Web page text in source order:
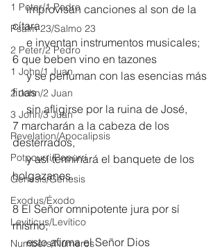
1 Peter/1 Pedro
Psalm 23/Salmo 23
2 Peter/2 Pedro
1 John/1 Juan
2 John/2 Juan
3 John/3 Juan
Revelation/Apocalipsis
Potpourri/Popurrí
Genesis/Génesis
Exodus/Éxodo
Leviticus/Levítico
Numbers/Números
     improvisan canciones al son de la
cítara
     e inventan instrumentos musicales;
6 que beben vino en tazones
     y se perfuman con las esencias más
finas
     sin afligirse por la ruina de José,
7 marcharán a la cabeza de los
desterrados,
     y así terminará el banquete de los
holgazanes.
8 El Señor omnipotente jura por sí
mismo;
     esto afirma el Señor Dios